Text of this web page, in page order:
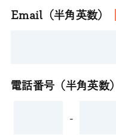
Email（半角英数）
電話番号（半角英数）
-